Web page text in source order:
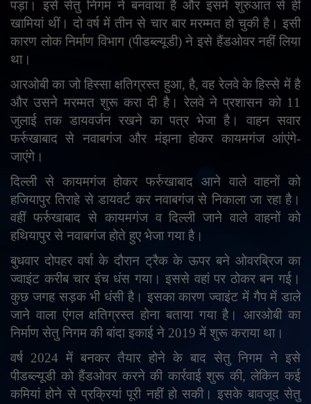
पड़ा। इसे सेतु निगम ने बनवाया है और इसमें शुरुआत से ही
खामियां थीं। दो वर्ष में तीन से चार बार मरम्मत हो चुकी है। इसी
कारण लोक निर्माण विभाग (पीडब्ल्यूडी) ने इसे हैंडओवर नहीं लिया
था।
आरओबी का जो हिस्सा क्षतिग्रस्त हुआ,है,वह रेलवे के हिस्से में है
और उसने मरम्मत शुरू करा दी है। रेलवे ने प्रशासन को 11
जुलाई तक डायवर्जन रखने का पत्र भेजा है। वाहन सवार
फर्रुखाबाद से नवाबगंज और मंझना होकर कायमगंज आंएंगे-
जाएंगे।
दिल्ली से कायमगंज होकर फर्रुखाबाद आने वाले वाहनों को
हजियापुर तिराहे से डायवर्ट कर नवाबगंज से निकाला जा रहा है।
वहीं फर्रुखाबाद से कायमगंज व दिल्ली जाने वाले वाहनों को
हथियापुर से नवाबगंज होते हुए भेजा गया है।
बुधवार दोपहर वर्षा के दौरान ट्रैक के ऊपर बने ओवरब्रिज का
ज्वाइंट करीब चार इंच धंस गया। इससे वहां पर ठोकर बन गई।
कुछ जगह सड़क भी धंसी है। इसका कारण ज्वाइंट में गैप में डाले
जाने वाला एंगल क्षतिग्रस्त होना बताया गया है। आरओबी का
निर्माण सेतु निगम की बांदा इकाई ने 2019 में शुरू कराया था।
वर्ष 2024 में बनकर तैयार होने के बाद सेतु निगम ने इसे
पीडब्ल्यूडी को हैंडओवर करने की कार्रवाई शुरू की,लेकिन कई
कमियां होने से प्रक्रियां पूरी नहीं हो सकी। इसके बावजूद सेतु